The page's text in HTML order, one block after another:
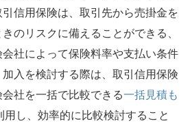
信用保険は、取引先から売掛金を
のリスクに備えることができる、
社によって保険料率や支払い条件
入を検討する際は、取引信用保険
社を一括で比較できる一括見積も
用し、効率的に比較検討すること